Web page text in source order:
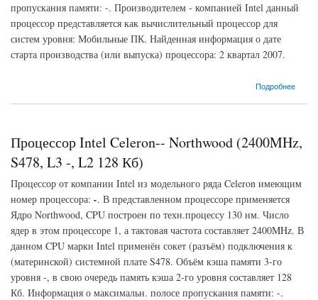
пропускания памяти: -. Производителем - компанией Intel данный
процессор представляется как вычислительный процессор для
систем уровня: Мобильные ПК. Найденная информация о дате
старта производства (или выпуска) процессора: 2 квартал 2007.
Подробнее
о Процессор Intel Core 2 Duo-T7300 Merom (2000MHz, S478, L3 -, L2 4096 Кб)
Процессор Intel Celeron-- Northwood (2400MHz,
S478, L3 -, L2 128 Кб)
Процессор от компании Intel из модельного ряда Celeron имеющим
номер процессора: -. В представленном процессоре применяется
Ядро Northwood, CPU построен по техн.процессу 130 нм. Число
ядер в этом процессоре 1, а тактовая частота составляет 2400MHz. В
данном CPU марки Intel применён сокет (разъём) подключения к
(материнской) системной плате S478. Объём кэша памяти 3-го
уровня -, в свою очередь память кэша 2-го уровня составляет 128
Кб. Информация о максимальн. полосе пропускания памяти: -.